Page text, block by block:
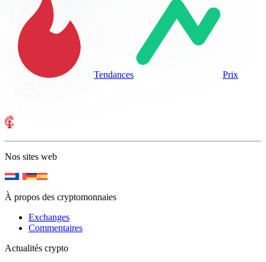
Tendances Prix
Nos sites web
À propos des cryptomonnaies
Exchanges
Commentaires
Actualités crypto